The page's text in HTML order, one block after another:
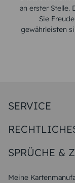
an erster Stelle.
Sie
gewährleisten
Meine
SERVICE
Papiersorten
Unsere Produktion
Magazin
FAQ
Widerrufsbelehrung
SPRÜCHE &
Liebeskummer Sprüche